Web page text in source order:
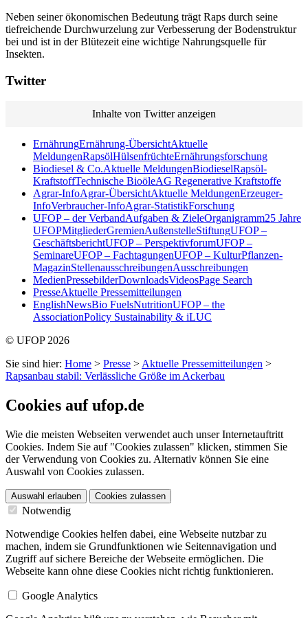
Neben seiner ökonomischen Bedeutung trägt Raps durch seine
tiefreichende Durchwurzelung zur Verbesserung der Bodenstruktur
bei und ist in der Blütezeit eine wichtige Nahrungsquelle für
Insekten.
Twitter
Inhalte von Twitter anzeigen
ErnährungErnährung-ÜbersichtAktuelle
MeldungenRapsölHülsenfrüchteErnährungsforschung
Biodiesel & Co.Aktuelle MeldungenBiodieselRapsöl-
KraftstoffTechnische BioöleAG Regenerative Kraftstoffe
Agrar-InfoAgrar-ÜbersichtAktuelle MeldungenErzeuger-
InfoVerbraucher-InfoAgrar-StatistikForschung
UFOP – der VerbandAufgaben & ZieleOrganigramm25 Jahre
UFOPMitgliederGremienAußenstelleStiftungUFOP –
GeschäftsberichtUFOP – PerspektivforumUFOP –
SeminareUFOP – FachtagungenUFOP – KulturPflanzen-
MagazinStellenausschreibungenAusschreibungen
MedienPressebilderDownloadsVideosPage Search
PresseAktuelle Pressemitteilungen
EnglishNewsBio FuelsNutritionUFOP – the
AssociationPolicy Sustainability & iLUC
© UFOP 2026
Sie sind hier: Home > Presse > Aktuelle Pressemitteilungen >
Rapsanbau stabil: Verlässliche Größe im Ackerbau
Cookies auf ufop.de
Wie die meisten Webseiten verwendet auch unser Internetauftritt
Cookies. Indem Sie auf "Cookies zulassen" klicken, stimmen Sie
der Verwendung von Cookies zu. Alternativ können Sie eine
Auswahl von Cookies zulassen.
Auswahl erlauben Cookies zulassen
Notwendig
Notwendige Cookies helfen dabei, eine Webseite nutzbar zu
machen, indem sie Grundfunktionen wie Seitennavigation und
Zugriff auf sichere Bereiche der Webseite ermöglichen. Die
Webseite kann ohne diese Cookies nicht richtig funktionieren.
Google Analytics